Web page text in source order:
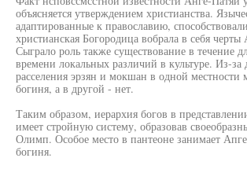
объясняется утверждением христианства.
адаптированные к православию,
христианская Богородица вобрала в себя черты
Сыграло роль также существование в течение
времени локальных различий в культуре. Из-за
расселения эрзян и мокшан в одной местности
богиня, а в другой - нет.
Таким образом, иерархия богов в
имеет стройную систему, образовав
Олимп. Особое место в пантеоне занимает
богиня.